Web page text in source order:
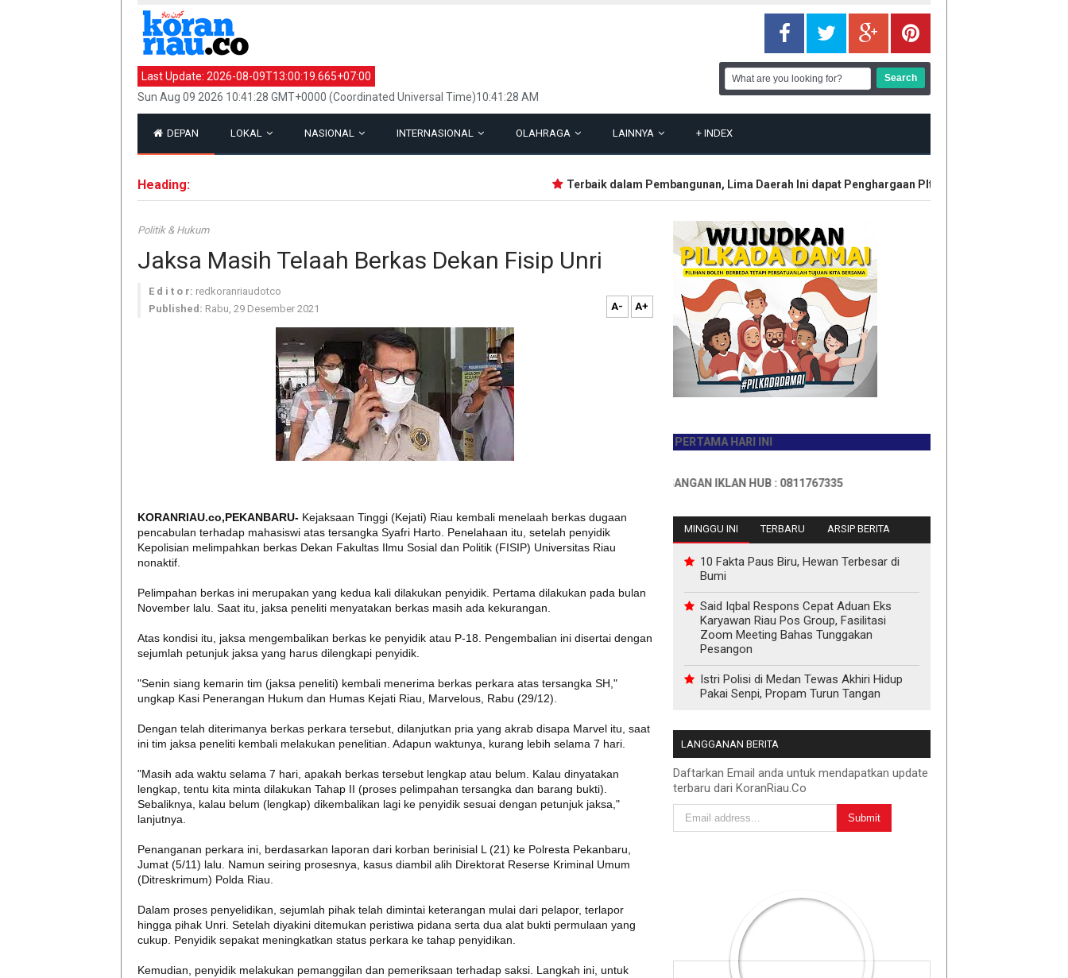
Last Update: 2026-08-09T13:00:19.665+07:00
Sun Aug 09 2026 10:41:28 GMT+0000 (Coordinated Universal Time)10:41:28 AM
DEPAN LOKAL NASIONAL INTERNASIONAL OLAHRAGA LAINNYA + INDEX
Heading: Terbaik dalam Pembangunan, Lima Daerah Ini dapat Penghargaan Plt Gubri SF Hariyanto
Politik & Hukum
Jaksa Masih Telaah Berkas Dekan Fisip Unri
E d i t o r: redkoranriaudotco
Published: Rabu, 29 Desember 2021 A- A+
KORANRIAU.co,PEKANBARU- Kejaksaan Tinggi (Kejati) Riau kembali menelaah berkas dugaan
pencabulan terhadap mahasiswi atas tersangka Syafri Harto. Penelahaan itu, setelah penyidik
Kepolisian melimpahkan berkas Dekan Fakultas Ilmu Sosial dan Politik (FISIP) Universitas Riau
nonaktif.
Pelimpahan berkas ini merupakan yang kedua kali dilakukan penyidik. Pertama dilakukan pada bulan
November lalu. Saat itu, jaksa peneliti menyatakan berkas masih ada kekurangan.
Atas kondisi itu, jaksa mengembalikan berkas ke penyidik atau P-18. Pengembalian ini disertai dengan
sejumlah petunjuk jaksa yang harus dilengkapi penyidik.
"Senin siang kemarin tim (jaksa peneliti) kembali menerima berkas perkara atas tersangka SH,"
ungkap Kasi Penerangan Hukum dan Humas Kejati Riau, Marvelous, Rabu (29/12).
Dengan telah diterimanya berkas perkara tersebut, dilanjutkan pria yang akrab disapa Marvel itu, saat
ini tim jaksa peneliti kembali melakukan penelitian. Adapun waktunya, kurang lebih selama 7 hari.
"Masih ada waktu selama 7 hari, apakah berkas tersebut lengkap atau belum. Kalau dinyatakan
lengkap, tentu kita minta dilakukan Tahap II (proses pelimpahan tersangka dan barang bukti).
Sebaliknya, kalau belum (lengkap) dikembalikan lagi ke penyidik sesuai dengan petunjuk jaksa,"
lanjutnya.
Penanganan perkara ini, berdasarkan laporan dari korban berinisial L (21) ke Polresta Pekanbaru,
Jumat (5/11) lalu. Namun seiring prosesnya, kasus diambil alih Direktorat Reserse Kriminal Umum
(Ditreskrimum) Polda Riau.
Dalam proses penyelidikan, sejumlah pihak telah dimintai keterangan mulai dari pelapor, terlapor
hingga pihak Unri. Setelah diyakini ditemukan peristiwa pidana serta dua alat bukti permulaan yang
cukup. Penyidik sepakat meningkatkan status perkara ke tahap penyidikan.
Kemudian, penyidik melakukan pemanggilan dan pemeriksaan terhadap saksi. Langkah ini, untuk
JADILAH PEMBACA PERTAMA HARI INI
INFO PEMASANGAN IKLAN HUB : 0811767335
MINGGU INI TERBARU ARSIP BERITA
10 Fakta Paus Biru, Hewan Terbesar di
Bumi
Said Iqbal Respons Cepat Aduan Eks
Karyawan Riau Pos Group, Fasilitasi
Zoom Meeting Bahas Tunggakan
Pesangon
Istri Polisi di Medan Tewas Akhiri Hidup
Pakai Senpi, Propam Turun Tangan
LANGGANAN BERITA
Daftarkan Email anda untuk mendapatkan update
terbaru dari KoranRiau.Co